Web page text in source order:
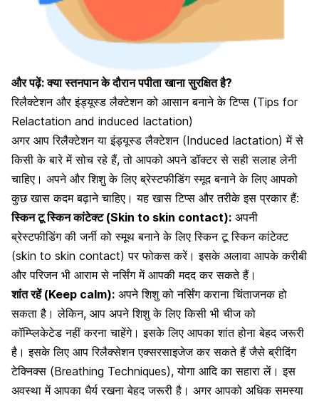
और पढ़ें: क्या स्तनपान के दौरान पपीता खाना सुरक्षित है?
रिलैक्टेशन और इंड्यूस्ड लैक्टेशन को आसान बनाने के टिप्स (Tips for
Relactation and induced lactation)
अगर आप रिलैक्टेशन या इंड्यूस्ड लैक्टेशन (Induced lactation) में से
किसी के बारे में सोच रहे हैं, तो आपको अपने डॉक्टर से सही सलाह लेनी
चाहिए। अपने और शिशु के लिए ब्रेस्टफीडिंग स्मूद बनाने के लिए आपको
कुछ खास कदम बढ़ाने चाहिए। यह खास टिप्स और तरीके इस प्रकार हैं:
स्किन टू स्किन कांटेक्ट (Skin to skin contact): अपनी
ब्रेस्टफीडिंग की जर्नी को स्मूथ बनानेके लिए स्किन टू स्किन कांटेक्ट
(skin to skin contact) पर फोकस करें। इसके अलावा आपके करीबी
और परिजन भी आराम से नर्सिंग में आपकी मदद कर सकते हैं।
शांत रहें (Keep calm): अपने शिशु को नर्सिंग कराना चिंताजनक हो
सकता है। लेकिन, आप अपने शिशु के लिए किसी भी चीज को
कॉम्प्लिकेटेड नहीं करना चाहेंगे। इसके लिए आपका शांत होना बेहद जरूरी
है। इसके लिए आप रिलैक्सेशन एक्सरसाइजेज कर सकते हैं जैसे ब्रीदिंग
टेक्निक्स (Breathing Techniques),योगा आदि का सहारा लें । इस
अवस्था में आपका धैर्य रखना बेहद जरूरी है। अगर आपको अधिक समस्या